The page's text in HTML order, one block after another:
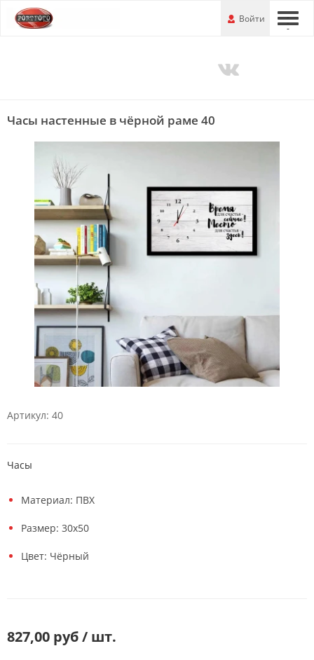
Перейти
к
---
Войти
Часы настенные в чёрной раме 40
Артикул: 40
Часы
Материал: ПВХ
Размер: 30х50
Цвет: Чёрный
827,00 руб / шт.